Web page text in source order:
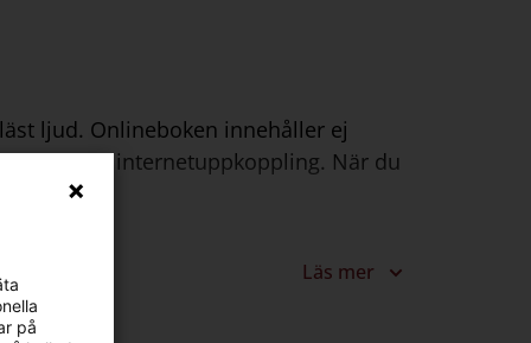
ljud. Onlineboken innehåller ej
med internetuppkoppling. När du
Läs mer
på